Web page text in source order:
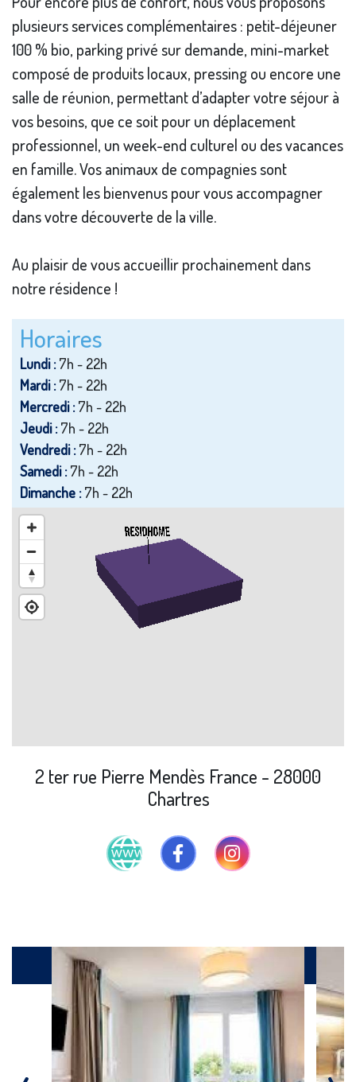
plusieurs services complémentaires : petit-déjeuner
100 % bio, parking privé sur demande, mini-market
composé de produits locaux, pressing ou encore une
salle de réunion, permettant d’adapter votre séjour à
vos besoins, que ce soit pour un déplacement
professionnel, un week-end culturel ou des vacances
en famille. Vos animaux de compagnies sont
également les bienvenus pour vous accompagner
dans votre découverte de la ville.
Au plaisir de vous accueillir prochainement dans
notre résidence !
Horaires
Lundi :7h - 22h
Mardi :7h - 22h
Mercredi :7h - 22h
Jeudi :7h - 22h
Vendredi :7h - 22h
Samedi :7h - 22h
Dimanche :7h - 22h
2 ter rue Pierre Mendès France - 28000
Chartres
Galerie